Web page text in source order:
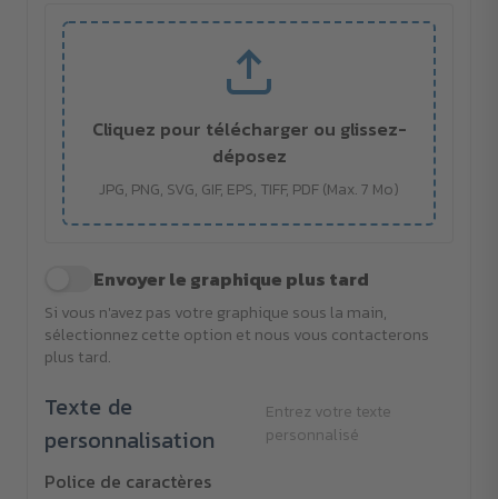
Cliquez pour télécharger ou glissez-
déposez
JPG, PNG, SVG, GIF, EPS, TIFF, PDF (Max. 7 Mo)
Envoyer le graphique plus tard
Si vous n'avez pas votre graphique sous la main,
sélectionnez cette option et nous vous contacterons
plus tard.
Texte de
personnalisation
Entrez votre texte
personnalisé
Police de caractères